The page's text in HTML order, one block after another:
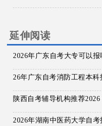
延伸阅读
26年广东自考消防工程本科
陕西自考辅导机构推荐